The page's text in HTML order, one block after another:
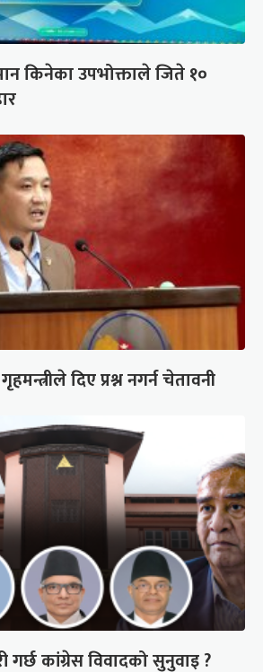
किनेका उपभोक्ताले जिते १०
दिए प्रश्न नगर्न चेतावनी
कांग्रेस विवादको सुनुवाइ ?